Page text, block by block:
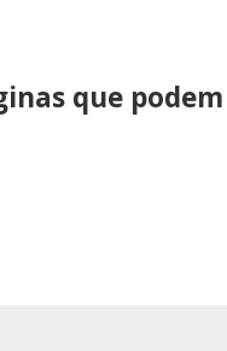
que